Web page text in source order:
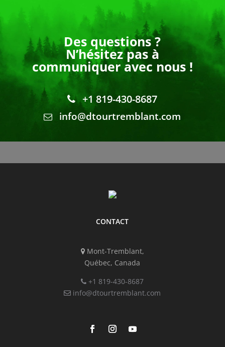
Des questions ?
N’hésitez pas à
communiquer avec nous !
+1 819-430-8687
info@dtourtremblant.com
CONTACT
Mont-Tremblant,
Québec, Canada
+1 819-430-8687
info@dtourtremblant.com